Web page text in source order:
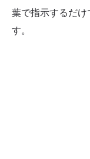
葉で指示するだけ
す。